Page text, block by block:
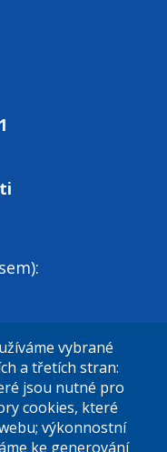
vybrané
a třetích stran:
jsou nutné pro
cookies, které
výkonnostní
ke generování